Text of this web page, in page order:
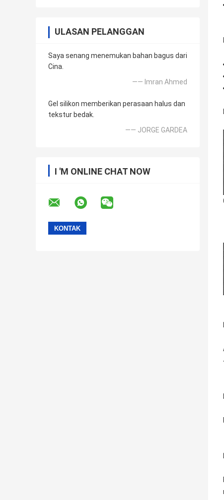
ULASAN PELANGGAN
Saya senang menemukan bahan bagus dari
Cina.
—— Imran Ahmed
Gel silikon memberikan perasaan halus dan
tekstur bedak.
—— JORGE GARDEA
I 'M ONLINE CHAT NOW